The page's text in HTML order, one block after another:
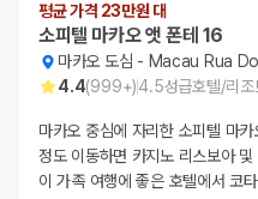
평균 가격 23만원 대
소피텔 마카오 앳 폰테 16
마카오 도심 - Macau Rua
4.4(999+)4.5성급호텔/리조
마카오 중심에 자리한 소피텔 마
정도 이동하면 카지노 리스보아
이 가족 여행에 좋은 호텔에서 코